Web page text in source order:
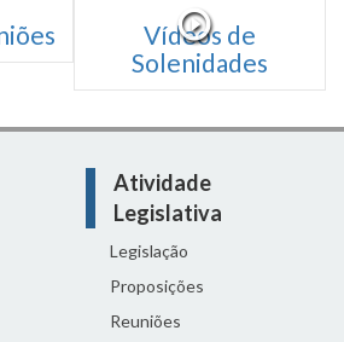
Vídeos de
Solenidades
Atividade
Legislativa
Legislação
Proposições
Reuniões